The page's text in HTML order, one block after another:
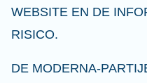
WEBSITE EN DE
RISICO.
DE MODERNA-